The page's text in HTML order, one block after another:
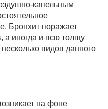
капельным
Бронхит поражает
а иногда и всю толщу
видов данного
на фоне